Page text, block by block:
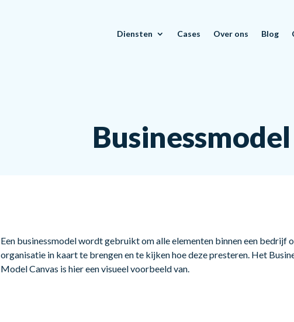
Diensten Cases Over ons Blog
Businessmodel
Een businessmodel wordt gebruikt om alle elementen binnen een bedrijf
organisatie in kaart te brengen en te kijken hoe deze presteren. Het
Model Canvas is hier een visueel voorbeeld van.